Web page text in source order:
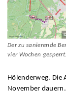
Der zu sanierende
vier Wochen gesperrt.
Hölenderweg. Die
November